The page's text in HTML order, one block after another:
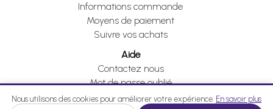
Informations commande
Moyens de paiement
Suivre vos achats
Aide
Contactez nous
Mot de passe oublié
Je me rétracte
Nous utilisons des cookies pour améliorer votre expérience. En savoir plus